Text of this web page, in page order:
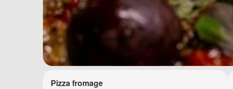
Pizza fromage